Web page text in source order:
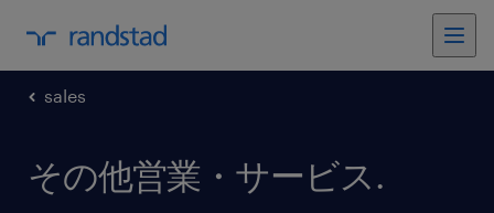
sales
その他営業・サービス.